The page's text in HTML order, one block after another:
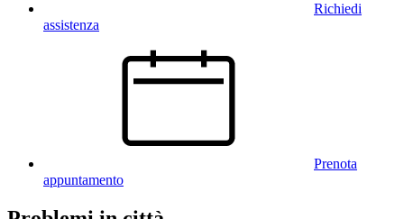
Richiedi
assistenza
Prenota
appuntamento